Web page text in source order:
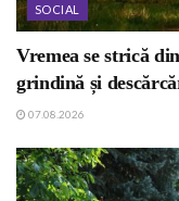
SOCIAL
Vremea se strică
grindină și
07.08.2026